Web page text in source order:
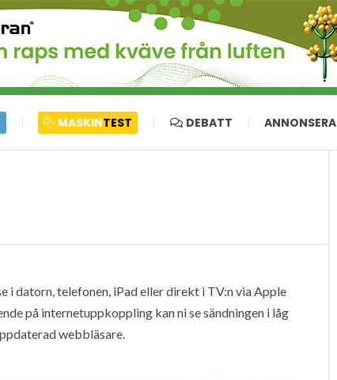
MASKINTEST DEBATT ANNONSERA
i datorn, telefonen, iPad eller direkt i TV:n via Apple
på internetuppkoppling kan ni se sändningen i låg
webbläsare.